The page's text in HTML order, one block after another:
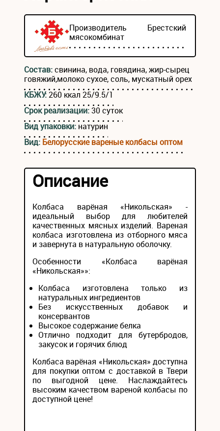
Производитель Брестский
мясокомбинат
Состав:свинина, вода, говядина, жир-сырец
говяжий,молоко сухое, соль, мускатный орех
КБЖУ:260 ккал 25/9.5/1
Срок реализации:30 суток
Вид упаковки: натурин
Вид: Белорусские вареные колбасы оптом
Описание
Колбаса варёная «Никольская» -
идеальный выбор для любителей
качественных мясных изделий. Вареная
колбаса изготовлена из отборного мяса
и завернута в натуральную оболочку.
Особенности «Колбаса варёная
«Никольская»»:
Колбаса изготовлена только из
натуральных ингредиентов
Без искусственных добавок и
консервантов
Высокое содержание белка
Отлично подходит для бутербродов,
закусок и горячих блюд
Колбаса варёная «Никольская» доступна
для покупки оптом с доставкой в Твери
по выгодной цене. Наслаждайтесь
высоким качеством вареной колбасы по
доступной цене!